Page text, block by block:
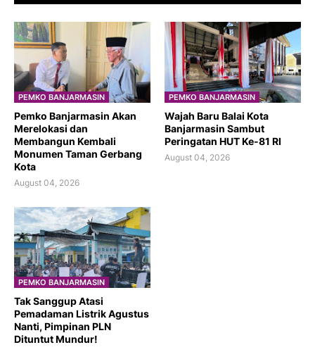
PEMKO BANJARMASIN
Pemko Banjarmasin Akan
Merelokasi dan
Membangun Kembali
Monumen Taman Gerbang
Kota
August 04, 2026
PEMKO BANJARMASIN
​Wajah Baru Balai Kota
Banjarmasin Sambut
Peringatan HUT Ke-81 RI
August 04, 2026
PEMKO BANJARMASIN
Tak Sanggup Atasi
Pemadaman Listrik Agustus
Nanti, Pimpinan PLN
Dituntut Mundur!